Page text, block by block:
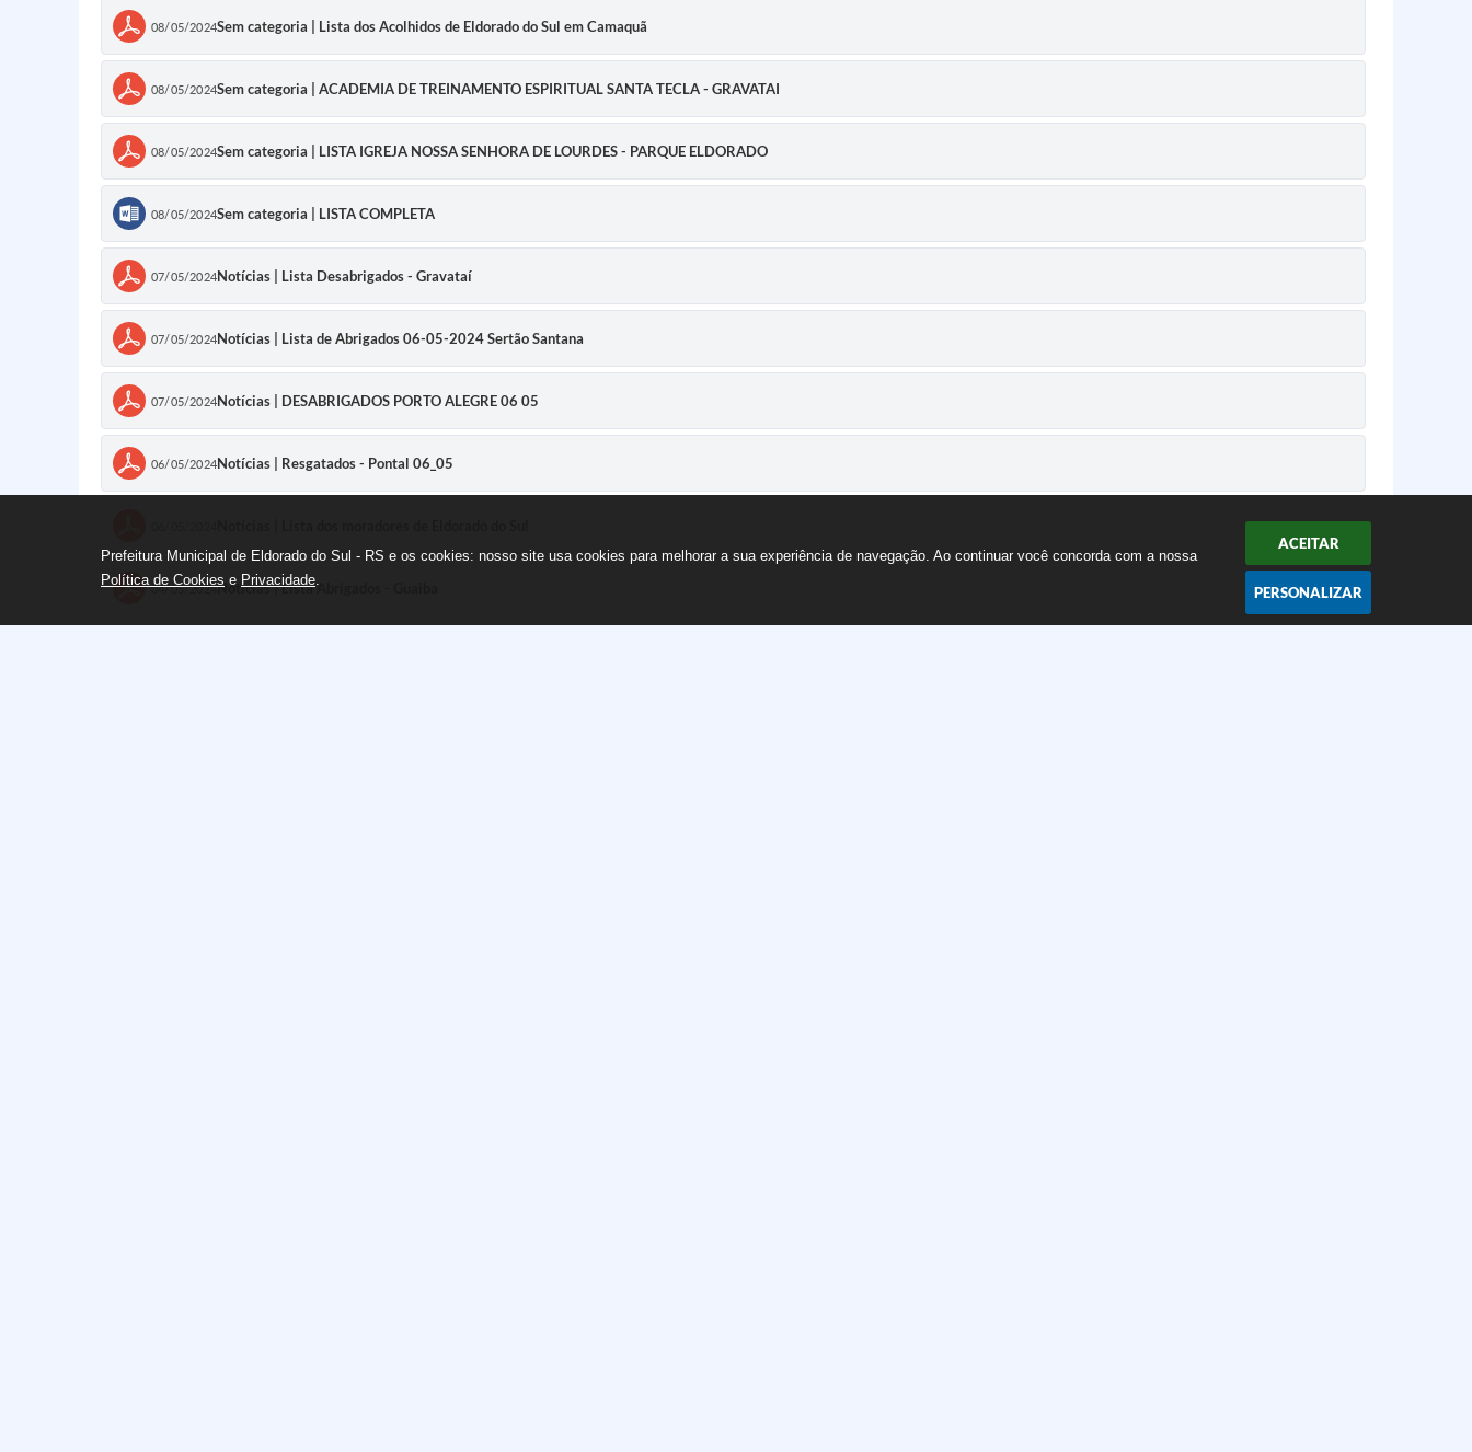
Prefeitura Municipal de Eldorado do Sul - RS e os cookies: nosso site usa cookies para melhorar a sua experiência de navegação. Ao continuar você concorda com a nossa
Política de Cookies e Privacidade.
ACEITAR
PERSONALIZAR
08/05/2024Sem categoria | Lista dos Acolhidos de Eldorado do Sul em Camaquã
08/05/2024Sem categoria | ACADEMIA DE TREINAMENTO ESPIRITUAL SANTA TECLA - GRAVATAI
08/05/2024Sem categoria | LISTA IGREJA NOSSA SENHORA DE LOURDES - PARQUE ELDORADO
08/05/2024Sem categoria | LISTA COMPLETA
07/05/2024Notícias | Lista Desabrigados - Gravataí
07/05/2024Notícias | Lista de Abrigados 06-05-2024 Sertão Santana
07/05/2024Notícias | DESABRIGADOS PORTO ALEGRE 06 05
06/05/2024Notícias | Resgatados - Pontal 06_05
04/05/2024Notícias | Lista Abrigados - Guaiba